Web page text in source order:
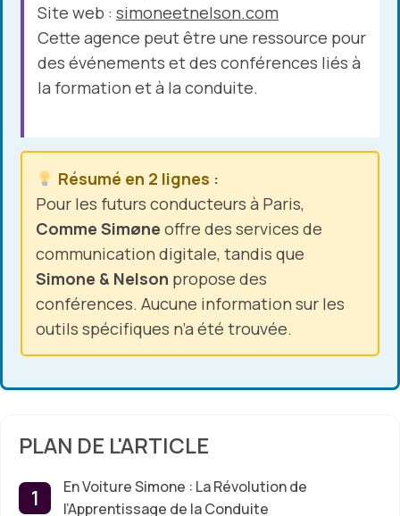
Site web : simoneetnelson.com
Cette agence peut être une ressource pour
des événements et des conférences liés à
la formation et à la conduite.
Résumé en 2 lignes :
Pour les futurs conducteurs à Paris,
Comme Simøne offre des services de
communication digitale, tandis que
Simone & Nelson propose des
conférences. Aucune information sur les
outils spécifiques n’a été trouvée.
PLAN DE L'ARTICLE
En Voiture Simone : La Révolution de
l’Apprentissage de la Conduite